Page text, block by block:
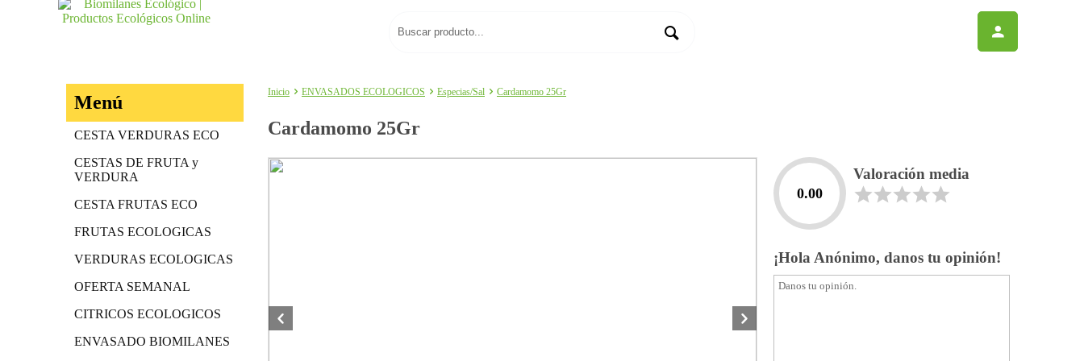
Menú
CESTA VERDURAS ECO
CESTAS DE FRUTA y
VERDURA
CESTA FRUTAS ECO
FRUTAS ECOLOGICAS
VERDURAS ECOLOGICAS
OFERTA SEMANAL
CITRICOS ECOLOGICOS
ENVASADO BIOMILANES
Inicio ENVASADOS ECOLOGICOS Especias/Sal Cardamomo 25Gr
Cardamomo 25Gr
0.00
Valoración media
¡Hola Anónimo, danos tu opinión!